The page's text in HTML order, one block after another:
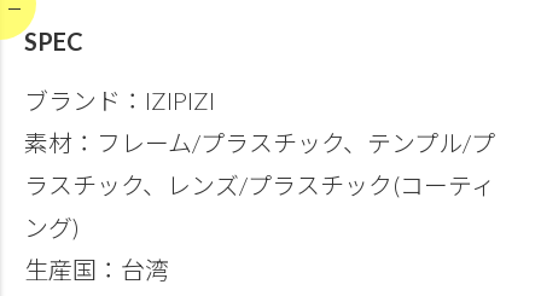
SPEC
ブランド：IZIPIZI
素材：フレーム/プラスチック、テンプル/プ
ラスチック、レンズ/プラスチック(コーティ
ング)
生産国：台湾